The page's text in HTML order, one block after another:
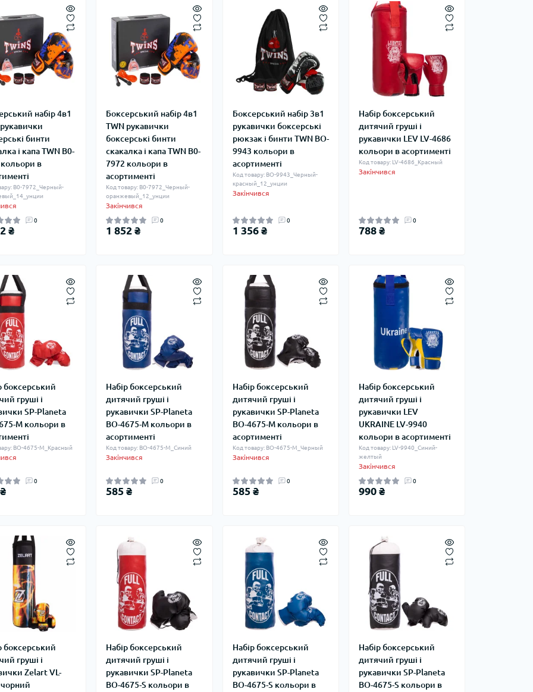
набір 4в1
бинти
і капа TWN B0-
в
B0-7972_Черный-
0
₴
Боксерський набір 4в1
TWN рукавички
боксерські бинти
скакалка і капа TWN B0-
7972 кольори в
асортименті
Код товару: B0-7972_Черный-
оранжевый_12_унции
Закінчився
0
1 852 ₴
Боксерський набір 3в1
рукавички боксерські
рюкзак і бинти TWN BO-
9943 кольори в
асортименті
Код товару: BO-9943_Черный-
красный_12_унции
Закінчився
0
1 356 ₴
Набір боксерський
дитячий груші і
рукавички LEV LV-4686
кольори в асортименті
Код товару: LV-4686_Красный
Закінчився
0
788 ₴
боксерський
груші і
SP-Planeta
M кольори в
BO-4675-M_Красный
0
Набір боксерський
дитячий груші і
рукавички SP-Planeta
BO-4675-M кольори в
асортименті
Код товару: BO-4675-M_Синий
Закінчився
0
585 ₴
Набір боксерський
дитячий груші і
рукавички SP-Planeta
BO-4675-M кольори в
асортименті
Код товару: BO-4675-M_Черный
Закінчився
0
585 ₴
Набір боксерський
дитячий груші і
рукавички LEV
UKRAINE LV-9940
кольори в асортименті
Код товару: LV-9940_Синий-
желтый
Закінчився
0
990 ₴
боксерський
груші і
Zelart VL-
Набір боксерський
дитячий груші і
рукавички SP-Planeta
BO-4675-S кольори в
Набір боксерський
дитячий груші і
рукавички SP-Planeta
BO-4675-S кольори в
Набір боксерський
дитячий груші і
рукавички SP-Planeta
BO-4675-S кольори в